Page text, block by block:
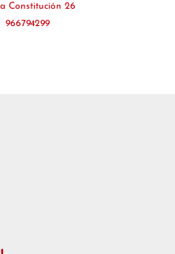
Constitución 26
966794299